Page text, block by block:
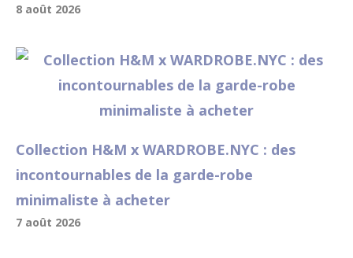
8 août 2026
Collection H&M x WARDROBE.NYC : des
incontournables de la garde-robe
minimaliste à acheter
7 août 2026